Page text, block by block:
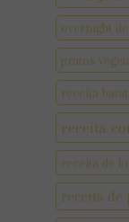
overnight
pratos
receita
receita
receita de
receita de